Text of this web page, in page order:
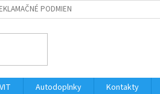
PODMIENKY
Autodoplnky Kontakty